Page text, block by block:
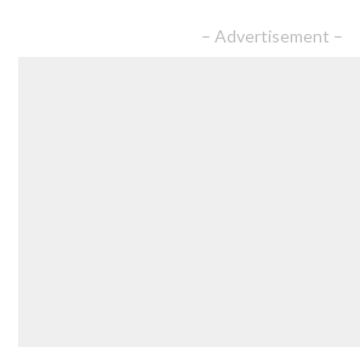
– Advertisement –